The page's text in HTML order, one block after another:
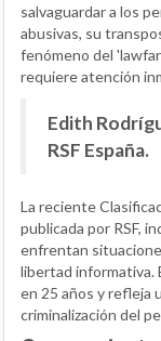
salvaguardar a los
abusivas, su
fenómeno del
requiere atención
Edith
RSF España.
La reciente
publicada por RSF,
enfrentan
libertad informativa.
en 25 años y refleja
criminalización del